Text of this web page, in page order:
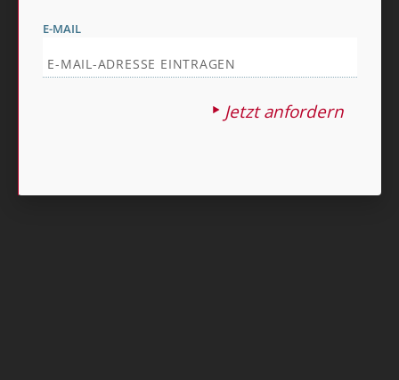
E-MAIL
Jetzt anfordern